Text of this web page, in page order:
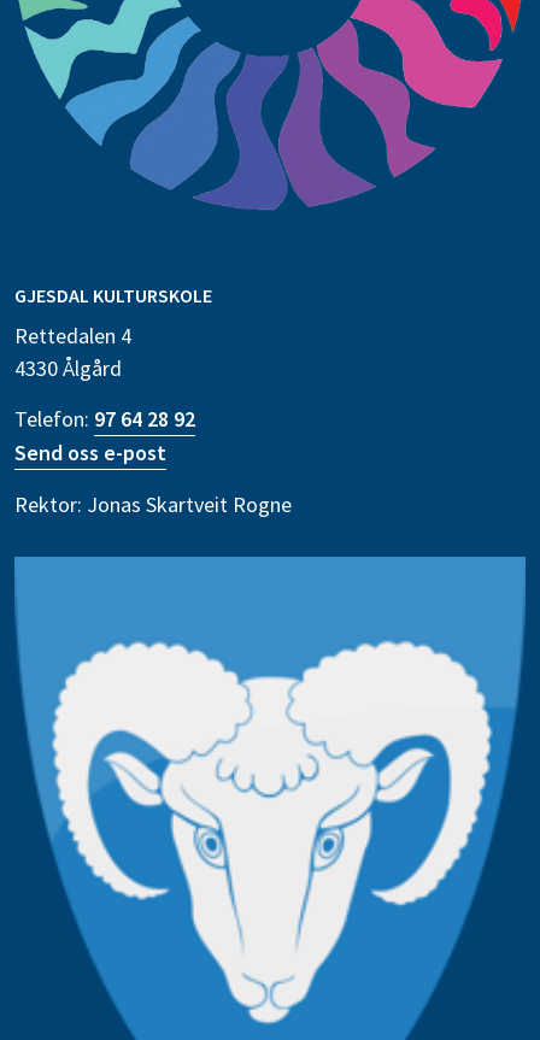
GJESDAL KULTURSKOLE
Rettedalen 4
4330 Ålgård
Telefon: 97 64 28 92
Send oss e-post
Rektor: Jonas Skartveit Rogne